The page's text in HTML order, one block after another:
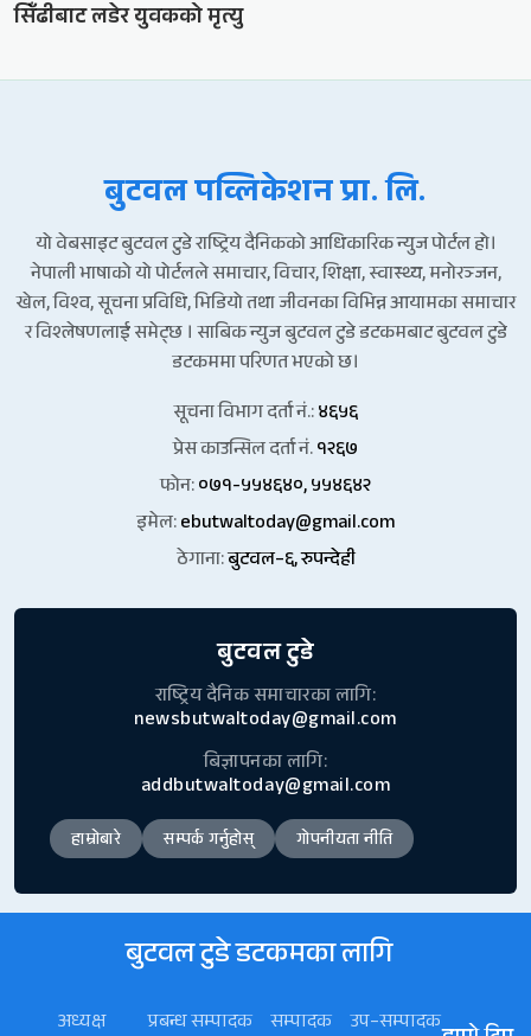
सिँढीबाट लडेर युवकको मृत्यु
बुटवल पव्लिकेशन प्रा. लि.
यो वेबसाइट बुटवल टुडे राष्ट्रिय दैनिकको आधिकारिक न्युज पोर्टल हो।
नेपाली भाषाको यो पोर्टलले समाचार, विचार, शिक्षा, स्वास्थ्य, मनोरञ्जन,
खेल, विश्व, सूचना प्रविधि, भिडियो तथा जीवनका विभिन्न आयामका समाचार
र विश्लेषणलाई समेट्छ । साबिक न्युज बुटवल टुडे डटकमबाट बुटवल टुडे
डटकममा परिणत भएको छ।
सूचना विभाग दर्ता नं.:४६५६
प्रेस काउन्सिल दर्ता नं.१२६७
फोन:०७१-५५४६४०, ५५४६४२
इमेल:ebutwaltoday@gmail.com
ठेगाना:बुटवल–६, रुपन्देही
बुटवल टुडे
राष्ट्रिय दैनिक समाचारका लागि:
newsbutwaltoday@gmail.com
बिज्ञापनका लागि:
addbutwaltoday@gmail.com
हाम्रोबारे सम्पर्क गर्नुहोस् गोपनीयता नीति
बुटवल टुडे डटकमका लागि
अध्यक्ष प्रबन्ध सम्पादक सम्पादक उप–सम्पादक